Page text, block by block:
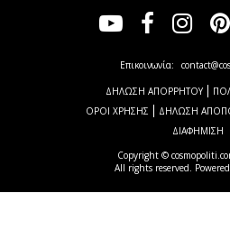
Copyright ©
All rights reserved.
Επικοινωνία:
ΔΗΛΩΣΗ ΑΠΟΡΡΗΤΟΥ
ΟΡΟΙ ΧΡΗΣΗΣ
ΔΗΛΩΣΗ
ΔΙΑΦΗΜΙΣΗ